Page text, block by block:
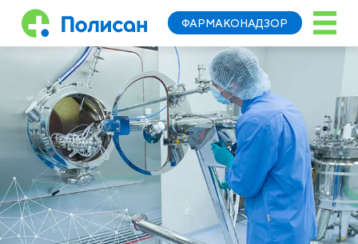
ФАРМАКОНАДЗОР